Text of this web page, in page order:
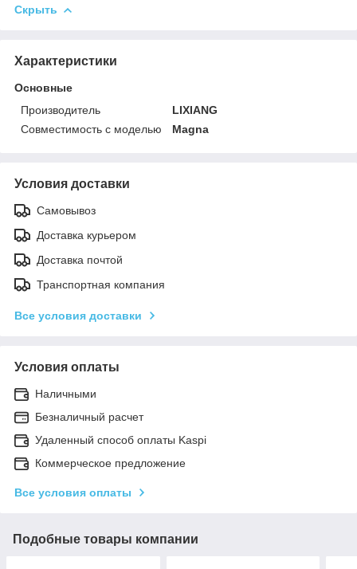
Скрыть
Характеристики
Основные
Производитель
LIXIANG
Совместимость с моделью
Magna
Условия доставки
Самовывоз
Доставка курьером
Доставка почтой
Транспортная компания
Все условия доставки
Условия оплаты
Наличными
Безналичный расчет
Удаленный способ оплаты Kaspi
Коммерческое предложение
Все условия оплаты
Подобные товары компании